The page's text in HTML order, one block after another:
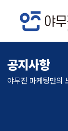
공지사항
공지사항
야무진 마케팅만의